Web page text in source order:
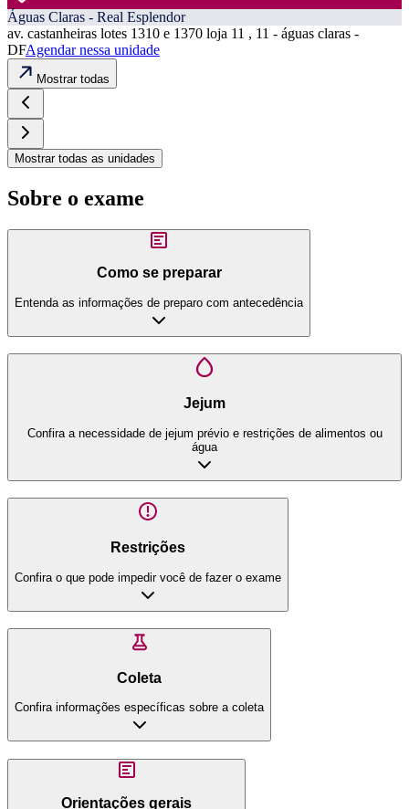
Águas Claras - Real Esplendor
av. castanheiras lotes 1310 e 1370 loja 11 , 11 - águas claras -
DFAgendar nessa unidade
Mostrar todas
Mostrar todas as unidades
Sobre o exame
Como se preparar
Entenda as informações de preparo com antecedência
Jejum
Confira a necessidade de jejum prévio e restrições de alimentos ou
água
Restrições
Confira o que pode impedir você de fazer o exame
Coleta
Confira informações específicas sobre a coleta
Orientações gerais